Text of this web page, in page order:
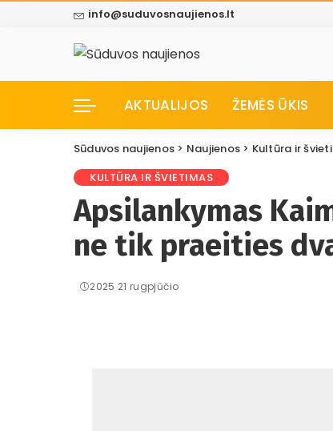
info@suduvosnaujienos.lt
AKTUALIJOS ŽEMĖS ŪKIS
Sūduvos naujienos > Naujienos > Kultūra ir
KULTŪRA IR ŠVIETIMAS
Apsilankymas
ne tik praeities
2025 21 rugpjūčio